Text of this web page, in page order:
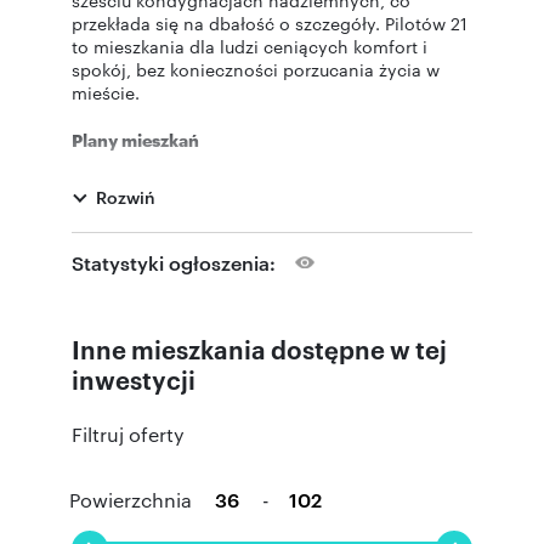
przekłada się na dbałość o szczegóły. Pilotów 21
to mieszkania dla ludzi ceniących komfort i
spokój, bez konieczności porzucania życia w
mieście.
Plany mieszkań
ponadprzeciętną wysokością – ok. 280 cm w
świetle, za czym również idzie podwyższenie
wysokości okien, dzięki czemu mieszkania są
skąpane w świetle. Lokale w większości zostały
układu mieszkania.
Dbamy o komfort i bezpieczeństwo
Przede wszystkim klatki schodowe i garaże
automatycznego oddymiania. Nawet ozdobne
płyty meblowe zastosowane w przestrzeniach
Rozwiń
Statystyki ogłoszenia:
Inne mieszkania dostępne w tej
inwestycji
Filtruj oferty
Powierzchnia -